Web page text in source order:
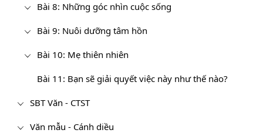
Bài 8: Những góc nhìn cuộc sống
Bài 9: Nuôi dưỡng tâm hồn
Bài 10: Mẹ thiên nhiên
Bài 11: Bạn sẽ giải quyết việc này như thế nào?
SBT Văn - CTST
Văn mẫu - Cánh diều